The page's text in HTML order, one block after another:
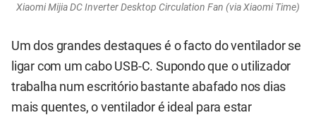
Xiaomi Mijia DC Inverter Desktop Circulation Fan (via Xiaomi Time)
Um dos grandes destaques é o facto do ventilador se
ligar com um cabo USB-C. Supondo que o utilizador
trabalha num escritório bastante abafado nos dias
mais quentes, o ventilador é ideal para estar